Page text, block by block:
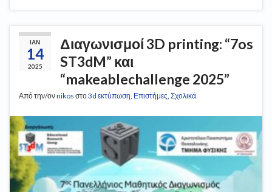
ΙΑΝ
14
2025
Διαγωνισμοί 3D printing: “7os
ST3dM” και
“makeablechallenge 2025”
Από την/ονnikos στο3d εκτύπωση Επιστήμες Σχολικά